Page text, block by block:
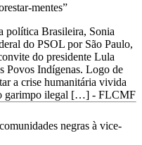
mentes”
política Brasileira, Sonia
do PSOL por São Paulo,
do presidente Lula
Povos Indígenas. Logo de
a crise humanitária vivida
garimpo ilegal […] - FLCMF
negras à vice-